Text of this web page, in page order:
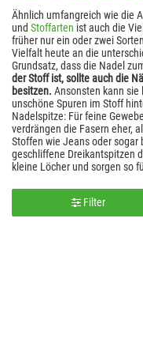
Ähnlich umfangreich wie die
und Stoffarten ist auch die
früher nur ein oder zwei
Vielfalt heute an die
Grundsatz, dass die Nadel
der Stoff ist, sollte auch die
besitzen. Ansonsten kann sie
unschöne Spuren im Stoff
Nadelspitze: Für feine
verdrängen die Fasern eher,
Stoffen wie Jeans oder sogar
geschliffene Dreikantspitzen
kleine Löcher und sorgen so
Filter